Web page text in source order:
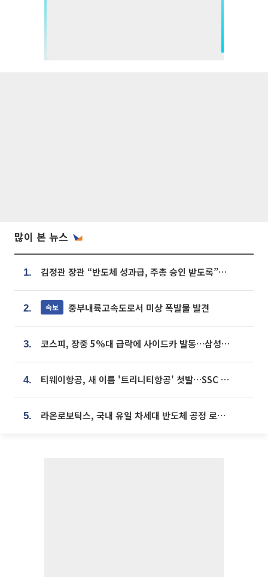
많이 본 뉴스
1. 김정관 장관 “반도체 성과급, 주총 승인 받도록”…상법·자본시장법 개정 시사
2. 속보 중부내륙고속도로서 미상 폭발물 발견
3. 코스피, 장중 5%대 급락에 사이드카 발동…삼성·SK 동반 폭락
4. 티웨이항공, 새 이름 '트리니티항공' 첫발…SSC 전략 본격화
5. 라온로보틱스, 국내 유일 차세대 반도체 공정 로봇 개발 ‘고객사 테스트 진행’